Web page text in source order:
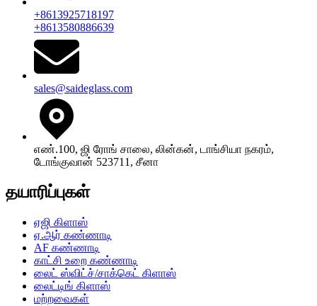
+8613925718197
+8613580886639
sales@saideglass.com
எண்.100, ஜி ரோங் சாலை, லின்கன், டாங்சியா நகரம்,
டோங்குவான் 523711, சீனா
தயாரிப்புகள்
ஏஜி கிளாஸ்
ஏ.ஆர் கண்ணாடி
AF கண்ணாடி
காட்சி உறை கண்ணாடி
லைட் ஸ்விட்ச்/சாக்கெட் கிளாஸ்
லைட்டிங் கிளாஸ்
மற்றவைகள்